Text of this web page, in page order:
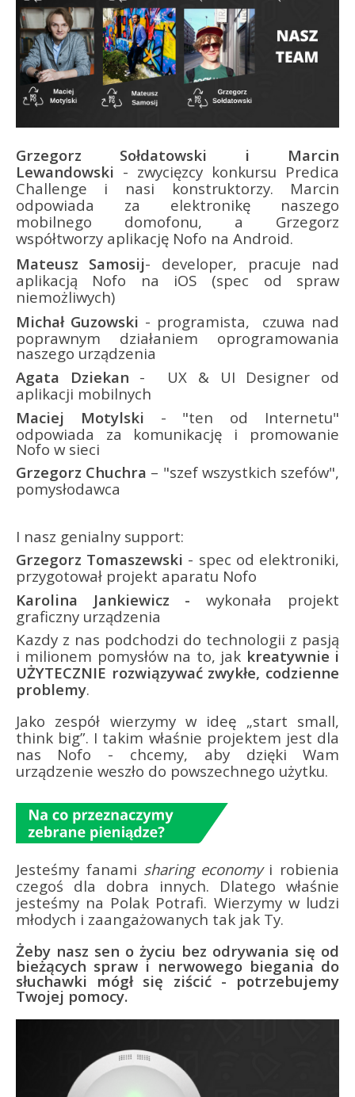
Grzegorz Sołdatowski i Marcin
Lewandowski - zwycięzcy konkursu Predica
Challenge i nasi konstruktorzy. Marcin
odpowiada za elektronikę naszego
mobilnego domofonu, a Grzegorz
współtworzy aplikację Nofo na Android.
Mateusz Samosij- developer, pracuje nad
aplikacją Nofo na iOS (spec od spraw
niemożliwych)
Michał Guzowski - programista, czuwa nad
poprawnym działaniem oprogramowania
naszego urządzenia
Agata Dziekan - UX & UI Designer od
aplikacji mobilnych
Maciej Motylski
- "ten od Internetu"
odpowiada za komunikację i promowanie
Nofo w sieci
Grzegorz Chuchra – "szef wszystkich szefów",
pomysłodawca
I nasz genialny support:
Grzegorz Tomaszewski - spec od elektroniki,
przygotował projekt aparatu Nofo
Karolina Jankiewicz - wykonała projekt
graficzny urządzenia
Kazdy z nas podchodzi do technologii z pasją
i milionem pomysłów na to, jak kreatywnie i
UŻYTECZNIE rozwiązywać zwykłe, codzienne
problemy.
Jako zespół wierzymy w ideę „start small,
think big”. I takim właśnie projektem jest dla
nas Nofo - chcemy, aby dzięki Wam
urządzenie weszło do powszechnego użytku.
Jesteśmy fanami sharing economy i robienia
czegoś dla dobra innych. Dlatego właśnie
jesteśmy na Polak Potrafi. Wierzymy w ludzi
młodych i zaangażowanych tak jak Ty.
Żeby nasz sen o życiu bez odrywania się od
bieżących spraw i nerwowego biegania do
słuchawki mógł się ziścić - potrzebujemy
Twojej pomocy.